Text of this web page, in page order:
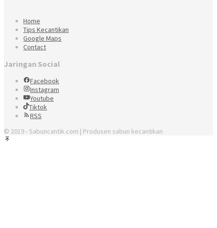
Home
Tips Kecantikan
Google Maps
Contact
Jaringan Social
Facebook
Instagram
Youtube
Tiktok
RSS
© 2019 - Sabuncantik.com | Produsen sabun kecantikan